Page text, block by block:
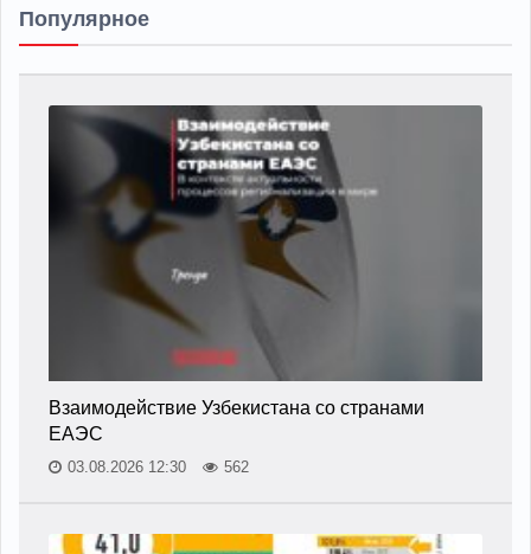
Популярное
Взаимодействие Узбекистана со странами
ЕАЭС
03.08.2026 12:30 562